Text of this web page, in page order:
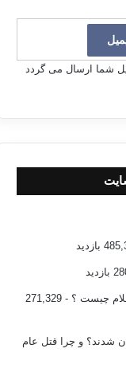
شما ارسال می گردد
چیست ؟
- 271,329
شدند؟ و چرا قتل عام